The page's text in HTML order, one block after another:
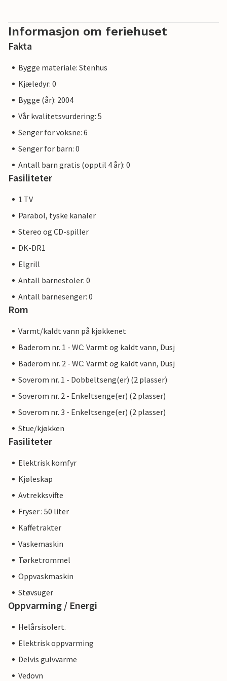
Informasjon om feriehuset
Fakta
Bygge materiale: Stenhus
Kjæledyr: 0
Bygge (år): 2004
Vår kvalitetsvurdering: 5
Senger for voksne: 6
Senger for barn: 0
Antall barn gratis (opptil 4 år): 0
Fasiliteter
1 TV
Parabol, tyske kanaler
Stereo og CD-spiller
DK-DR1
Elgrill
Antall barnestoler: 0
Antall barnesenger: 0
Rom
Varmt/kaldt vann på kjøkkenet
Baderom nr. 1 - WC: Varmt og kaldt vann, Dusj
Baderom nr. 2 - WC: Varmt og kaldt vann, Dusj
Soverom nr. 1 - Dobbeltseng(er) (2 plasser)
Soverom nr. 2 - Enkeltsenge(er) (2 plasser)
Soverom nr. 3 - Enkeltsenge(er) (2 plasser)
Stue/kjøkken
Fasiliteter
Elektrisk komfyr
Kjøleskap
Avtrekksvifte
Fryser : 50 liter
Kaffetrakter
Vaskemaskin
Tørketrommel
Oppvaskmaskin
Støvsuger
Oppvarming / Energi
Helårsisolert.
Elektrisk oppvarming
Delvis gulvvarme
Vedovn